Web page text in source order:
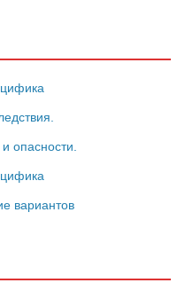
опасности.
вариантов